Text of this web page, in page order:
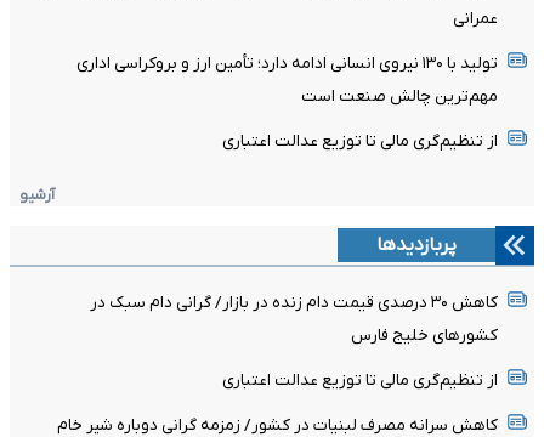
عمرانی
تولید با ۱۳۰ نیروی انسانی ادامه دارد؛ تأمین ارز و بروکراسی اداری
مهم‌ترین چالش صنعت است
از تنظیم‌گری مالی تا توزیع عدالت اعتباری
آرشیو
پربازدیدها
کاهش ۳۰ درصدی قیمت دام زنده در بازار/ گرانی دام سبک در
کشور‌های خلیج فارس
از تنظیم‌گری مالی تا توزیع عدالت اعتباری
کاهش سرانه مصرف لبنیات در کشور/ زمزمه گرانی دوباره شیر خام